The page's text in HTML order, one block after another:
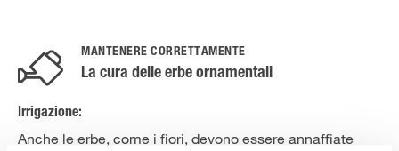
MANTENERE CORRETTAMENTE
La cura delle erbe ornamentali
Irrigazione:
Anche le erbe, come i fiori, devono essere annaffiate